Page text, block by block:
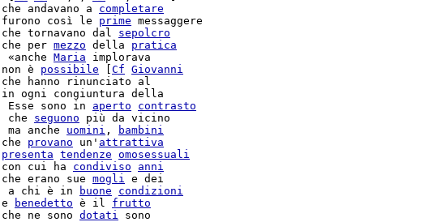
che andavano a completare
furono così le prime messaggere
che tornavano dal sepolcro
che per mezzo della pratica
«anche Maria
non è possibile Cf Giovanni
che hanno rinunciato al
in ogni congiuntura della
Esse sono in aperto
contrasto
che seguono più da vicino
ma anche uomini ,
bambini
che provano un' attrattiva
presenta tendenze omosessuali
con cui ha condiviso
anni
che erano sue mogli
a chi è in buone
condizioni
e benedetto è il frutto
che ne sono dotati